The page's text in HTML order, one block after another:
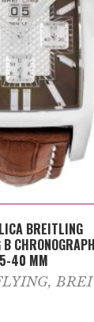
ADD TO CART
BREITLING
CHRONOGRAPH
40 MM
,